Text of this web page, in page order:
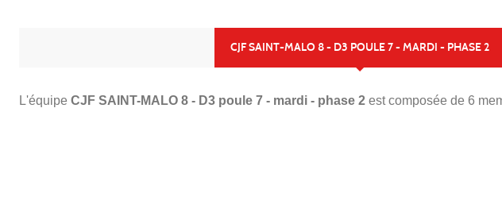
CJF SAINT-MALO 8 - D3 POULE 7 - MARDI - PHASE 2
L'équipe CJF SAINT-MALO 8 - D3 poule 7 - mardi - phase 2 est composée de 6